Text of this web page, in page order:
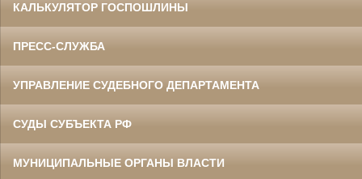
КАЛЬКУЛЯТОР ГОСПОШЛИНЫ
ПРЕСС-СЛУЖБА
УПРАВЛЕНИЕ СУДЕБНОГО ДЕПАРТАМЕНТА
СУДЫ СУБЪЕКТА РФ
МУНИЦИПАЛЬНЫЕ ОРГАНЫ ВЛАСТИ